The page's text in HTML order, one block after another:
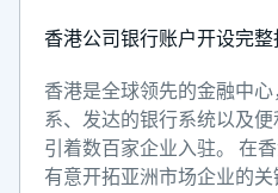
香港公司银行账户开设完整
香港是全球领先的金融中
系、发达的银行系统以及
引着数百家企业入驻。 在
有意开拓亚洲市场企业的